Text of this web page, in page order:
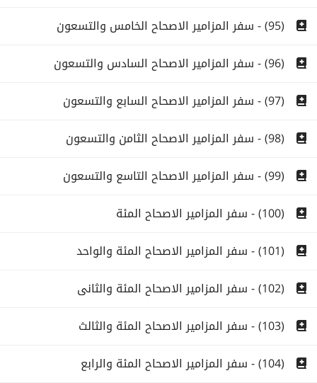
(95) - سفر المزامير الاصحاح الخامس والتسعون
(96) - سفر المزامير الاصحاح السادس والتسعون
(97) - سفر المزامير الاصحاح السابع والتسعون
(98) - سفر المزامير الاصحاح الثامن والتسعون
(99) - سفر المزامير الاصحاح التاسع والتسعون
(100) - سفر المزامير الاصحاح المئة
(101) - سفر المزامير الاصحاح المئة والواحد
(102) - سفر المزامير الاصحاح المئة والثانى
(103) - سفر المزامير الاصحاح المئة والثالث
(104) - سفر المزامير الاصحاح المئة والرابع